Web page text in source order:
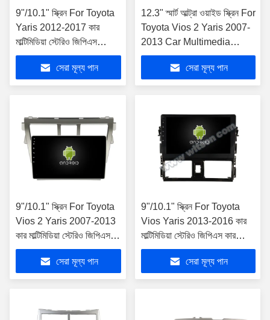
9"/10.1" স্ক্রিন For Toyota
Yaris 2012-2017 কার
মাল্টিমিডিয়া স্টেরিও জিপিএস
কারপ্লে প্লেয়ার
সেরা মূল্য পান
12.3" স্মার্ট আল্ট্রা ওয়াইড স্ক্রিন For
Toyota Vios 2 Yaris 2007-
2013 Car Multimedia
Stereo
সেরা মূল্য পান
9"/10.1" স্ক্রিন For Toyota
Vios 2 Yaris 2007-2013
কার মাল্টিমিডিয়া স্টেরিও জিপিএস
কারপ্লে প্লেয়ার
সেরা মূল্য পান
9"/10.1" স্ক্রিন For Toyota
Vios Yaris 2013-2016 কার
মাল্টিমিডিয়া স্টেরিও জিপিএস কারপ্লে
প্লেয়ার
সেরা মূল্য পান